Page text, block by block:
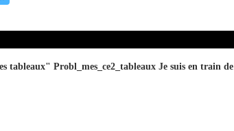
tableaux" Probl_mes_ce2_tableaux Je suis en train de